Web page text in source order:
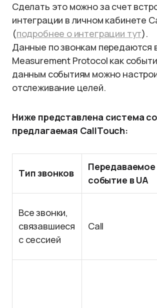
Сделать это можно за счет
интеграции в личном кабинете
(подробнее о интеграции тут).
Данные по звонкам передаются
Measurement Protocol как
данным событиям можно
отслеживание целей.
Ниже представлена система
предлагаемая CallTouch:
Тип звонков
Передаваемое
событие в UA
Все звонки,
связавшиеся
с сессией
Call